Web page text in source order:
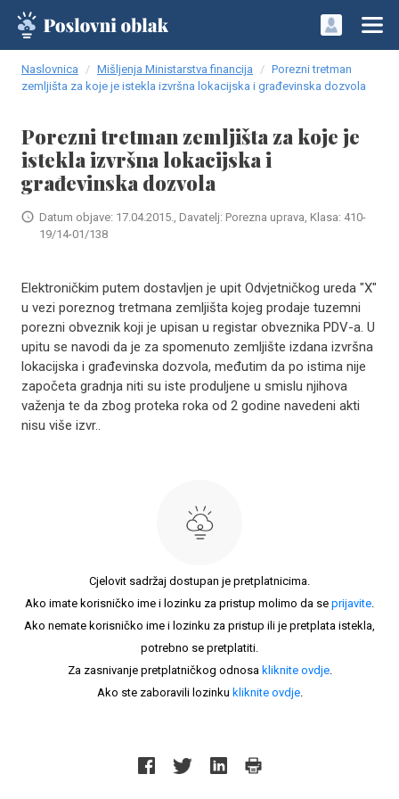
Naslovnica Mišljenja Ministarstva financija
Porezni tretman
zemljišta za koje je istekla izvršna lokacijska i građevinska dozvola
Porezni tretman zemljišta za koje je
istekla izvršna lokacijska i
građevinska dozvola
Datum objave: 17.04.2015., Davatelj: Porezna uprava, Klasa: 410-
19/14-01/138
Elektroničkim putem dostavljen je upit Odvjetničkog ureda "X"
u vezi poreznog tretmana zemljišta kojeg prodaje tuzemni
porezni obveznik koji je upisan u registar obveznika PDV-a. U
upitu se navodi da je za spomenuto zemljište izdana izvršna
lokacijska i građevinska dozvola, međutim da po istima nije
započeta gradnja niti su iste produljene u smislu njihova
važenja te da zbog proteka roka od 2 godine navedeni akti
nisu više izvr..
Cjelovit sadržaj dostupan je pretplatnicima.
Ako imate korisničko ime i lozinku za pristup molimo da se prijavite.
Ako nemate korisničko ime i lozinku za pristup ili je pretplata istekla,
potrebno se pretplatiti.
Za zasnivanje pretplatničkog odnosa kliknite ovdje.
Ako ste zaboravili lozinku kliknite ovdje.